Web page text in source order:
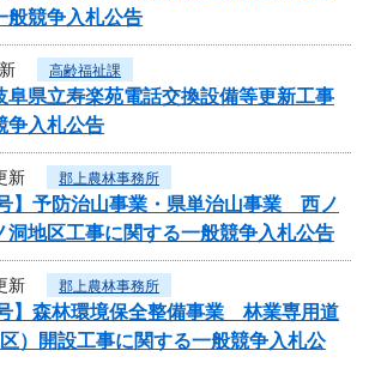
般競争入札公告
高齢福祉課
阜県立寿楽苑電話交換設備等更新工事
争入札公告
新 郡上農林事務所
】予防治山事業・県単治山事業 西ノ
洞地区工事に関する一般競争入札公告
新 郡上農林事務所
】森林環境保全整備事業 林業専用道
）開設工事に関する一般競争入札公